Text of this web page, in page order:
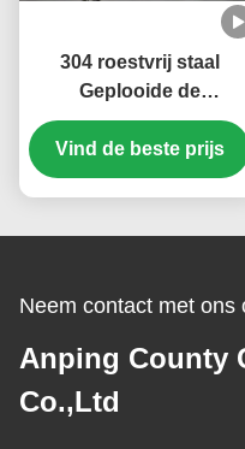
304 roestvrij staal
Geplooide de
Grillscomités/
van de
Netwerkbarbecue
Vind de beste prijs
Neem contact met ons
Anping County
Co.,Ltd